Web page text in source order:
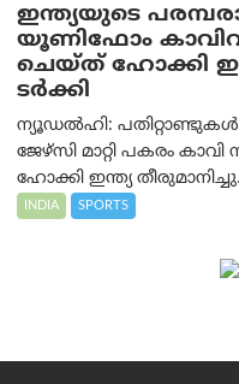
ഇന്ത്യയുടെ
യൂണിഫോം
ചെയ്ത് ഹോക്കി
ടര്‍ക്കി
ന്യൂഡൽഹി:
ജേഴ്‌സി മാറ്റി പകരം
ഹോക്കി ഇന്ത്യ
INDIA SPORTS